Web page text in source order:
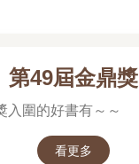
第49屆金鼎獎
入圍的好書有～～
看更多